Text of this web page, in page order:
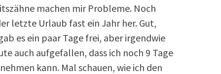
machen mir Probleme. Noch
letzte Urlaub fast ein Jahr her. Gut,
es ein paar Tage frei, aber irgendwie
auch aufgefallen, dass ich noch 9 Tage
kann. Mal schauen, wie ich den